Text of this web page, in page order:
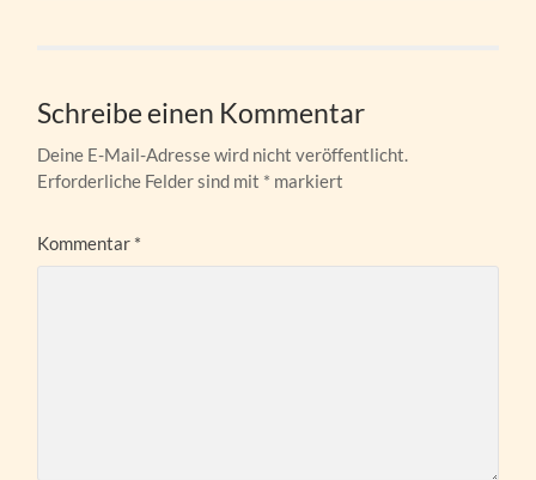
Schreibe einen Kommentar
Deine E-Mail-Adresse wird nicht veröffentlicht.
Erforderliche Felder sind mit * markiert
Kommentar *